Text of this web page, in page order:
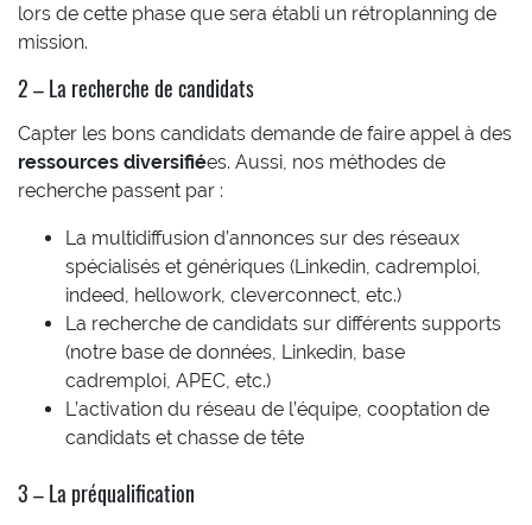
lors de cette phase que sera établi un rétroplanning de
mission.
2 – La recherche de candidats
Capter les bons candidats demande de faire appel à des
ressources diversifiées. Aussi, nos méthodes de
recherche passent par :
La multidiffusion d’annonces sur des réseaux
spécialisés et génériques (Linkedin, cadremploi,
indeed, hellowork, cleverconnect, etc.)
La recherche de candidats sur différents supports
(notre base de données, Linkedin, base
cadremploi, APEC, etc.)
L’activation du réseau de l’équipe, cooptation de
candidats et chasse de tête
3 – La préqualification